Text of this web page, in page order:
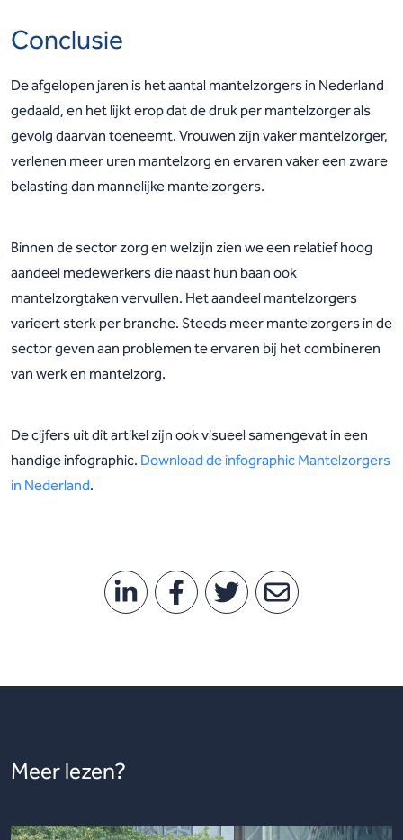
Conclusie
De afgelopen jaren is het aantal mantelzorgers in Nederland
gedaald, en het lijkt erop dat de druk per mantelzorger als
gevolg daarvan toeneemt. Vrouwen zijn vaker mantelzorger,
verlenen meer uren mantelzorg en ervaren vaker een zware
belasting dan mannelijke mantelzorgers.
Binnen de sector zorg en welzijn zien we een relatief hoog
aandeel medewerkers die naast hun baan ook
mantelzorgtaken vervullen. Het aandeel mantelzorgers
varieert sterk per branche. Steeds meer mantelzorgers in de
sector geven aan problemen te ervaren bij het combineren
van werk en mantelzorg.
De cijfers uit dit artikel zijn ook visueel samengevat in een
handige infographic. Download de infographic Mantelzorgers
in Nederland.
Meer lezen?